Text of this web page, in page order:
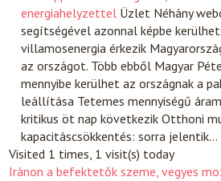
energiahelyzettel Üzlet Néhány
segítségével azonnal képbe
villamosenergia érkezik
az országot. Több ebből Magyar
mennyibe kerülhet az országnak a
leállítása Tetemes mennyiségű
kritikus öt nap következik Otthoni
kapacitáscsökkentés: sorra jelentik…
Visited 1 times, 1 visit(s) today
Iránon a befektetők szeme, vegyes